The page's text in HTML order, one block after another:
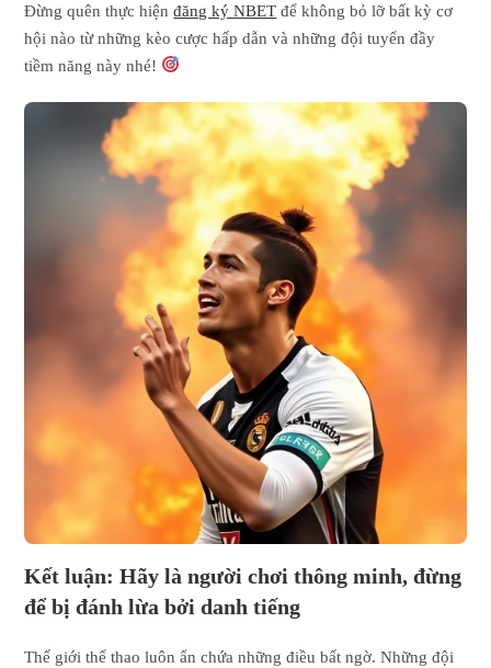
Đừng quên thực hiệnđăng ký NBET để không bỏ lỡ bất kỳ cơ
hội nào từ những kèo cược hấp dẫn và những đội tuyển đầy
tiềm năng này nhé!
Kết luận: Hãy là người chơi thông minh, đừng
để bị đánh lừa bởi danh tiếng
Thế giới thể thao luôn ẩn chứa những điều bất ngờ. Những đội